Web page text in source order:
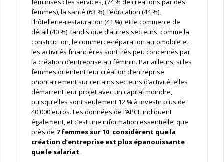
féminisés : les services, (74 % de créations par des
femmes), la santé (63 %), l’éducation (44 %),
l’hôtellerie-restauration (41 %) et le commerce de
détail (40 %), tandis que d’autres secteurs, comme la
construction, le commerce-réparation automobile et
les activités financières sont très peu concernés par
la création d’entreprise au féminin. Par ailleurs, si les
femmes orientent leur création d’entreprise
prioritairement sur certains secteurs d’activité, elles
démarrent leur projet avec un capital moindre,
puisqu’elles sont seulement 12 % à investir plus de
40 000 euros. Les données de l’APCE indiquent
également, et c’est une information essentielle, que
près de 7 femmes sur 10 considèrent que la
création d’entreprise est plus épanouissante
que le salariat.